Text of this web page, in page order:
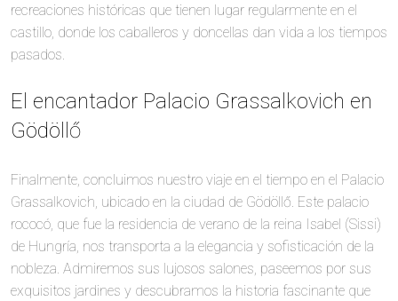
recreaciones históricas que tienen lugar regularmente en el
castillo, donde los caballeros y doncellas dan vida a los tiempos
pasados.
El encantador Palacio Grassalkovich en
Gödöllő
Finalmente, concluimos nuestro viaje en el tiempo en el Palacio
Grassalkovich, ubicado en la ciudad de Gödöllő. Este palacio
rococó, que fue la residencia de verano de la reina Isabel (Sissi)
de Hungría, nos transporta a la elegancia y sofisticación de la
nobleza. Admiremos sus lujosos salones, paseemos por sus
exquisitos jardines y descubramos la historia fascinante que